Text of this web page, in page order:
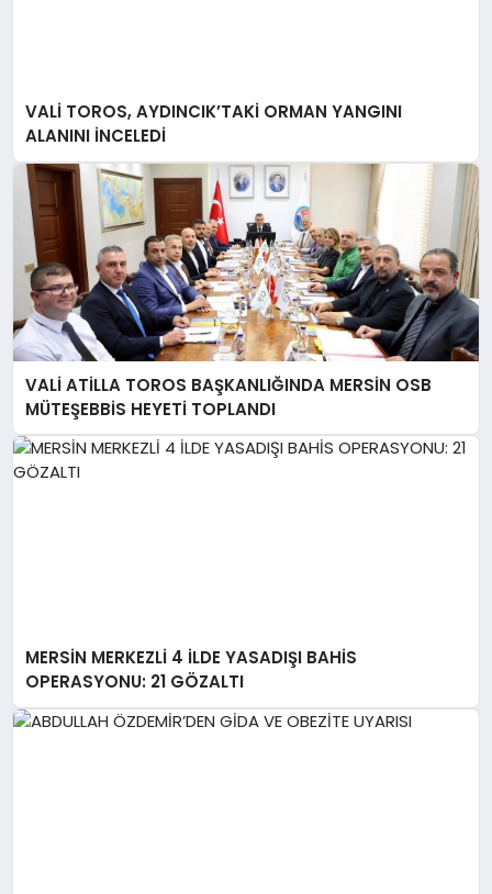
VALİ TOROS, AYDINCIK’TAKİ ORMAN YANGINI
ALANINI İNCELEDİ
VALİ ATİLLA TOROS BAŞKANLIĞINDA MERSİN OSB
MÜTEŞEBBİS HEYETİ TOPLANDI
MERSİN MERKEZLİ 4 İLDE YASADIŞI BAHİS
OPERASYONU: 21 GÖZALTI